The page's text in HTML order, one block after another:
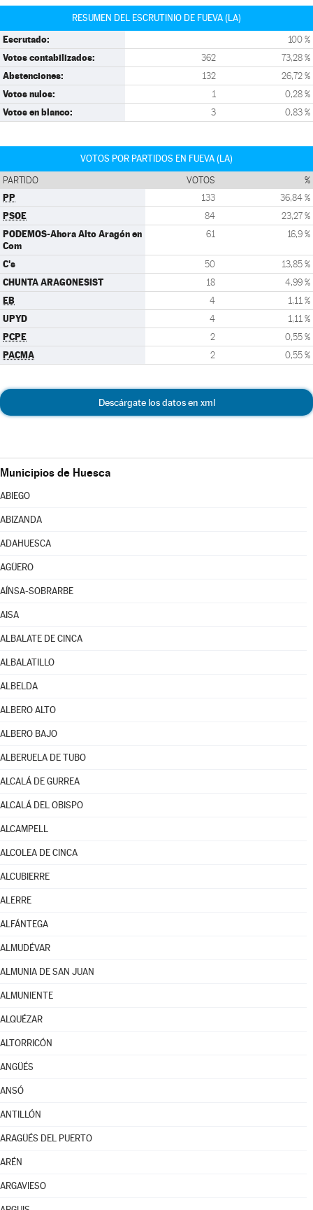
RESUMEN DEL ESCRUTINIO DE FUEVA (LA)
Escrutado: 100 %
Votos contabilizados: 362 73,28 %
Abstenciones: 132 26,72 %
Votos nulos: 1 0,28 %
Votos en blanco: 3 0,83 %
VOTOS POR PARTIDOS EN FUEVA (LA)
PARTIDO VOTOS %
PP 133 36,84 %
PSOE 84 23,27 %
PODEMOS-Ahora Alto Aragón en
Com
61 16,9 %
C's 50 13,85 %
CHUNTA ARAGONESIST 18 4,99 %
EB 4 1,11 %
UPYD 4 1,11 %
PCPE 2 0,55 %
PACMA 2 0,55 %
Descárgate los datos en xml
Municipios de Huesca
ABIEGO
ABIZANDA
ADAHUESCA
AGÜERO
AÍNSA-SOBRARBE
AISA
ALBALATE DE CINCA
ALBALATILLO
ALBELDA
ALBERO ALTO
ALBERO BAJO
ALBERUELA DE TUBO
ALCALÁ DE GURREA
ALCALÁ DEL OBISPO
ALCAMPELL
ALCOLEA DE CINCA
ALCUBIERRE
ALERRE
ALFÁNTEGA
ALMUDÉVAR
ALMUNIA DE SAN JUAN
ALMUNIENTE
ALQUÉZAR
ALTORRICÓN
ANGÜÉS
ANSÓ
ANTILLÓN
ARAGÜÉS DEL PUERTO
ARÉN
ARGAVIESO